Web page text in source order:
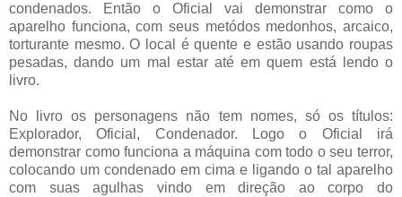
condenados. Então o Oficial vai demonstrar como o
aparelho funciona, com seus metódos medonhos, arcaico,
torturante mesmo. O local é quente e estão usando roupas
pesadas, dando um mal estar até em quem está lendo o
livro.
No livro os personagens não tem nomes, só os títulos:
Explorador, Oficial, Condenador. Logo o Oficial irá
demonstrar como funciona a máquina com todo o seu terror,
colocando um condenado em cima e ligando o tal aparelho
com suas agulhas vindo em direção ao corpo do